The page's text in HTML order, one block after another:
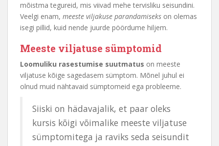
mõistma tegureid, mis viivad mehe tervisliku seisundini.
Veelgi enam, meeste viljakuse parandamiseks on olemas
isegi pillid, kuid nende juurde pöördume hiljem.
Meeste viljatuse sümptomid
Loomuliku rasestumise suutmatus on meeste
viljatuse kõige sagedasem sümptom. Mõnel juhul ei
olnud muid nähtavaid sümptomeid ega probleeme.
Siiski on hädavajalik, et paar oleks
kursis kõigi võimalike meeste viljatuse
sümptomitega ja raviks seda seisundit